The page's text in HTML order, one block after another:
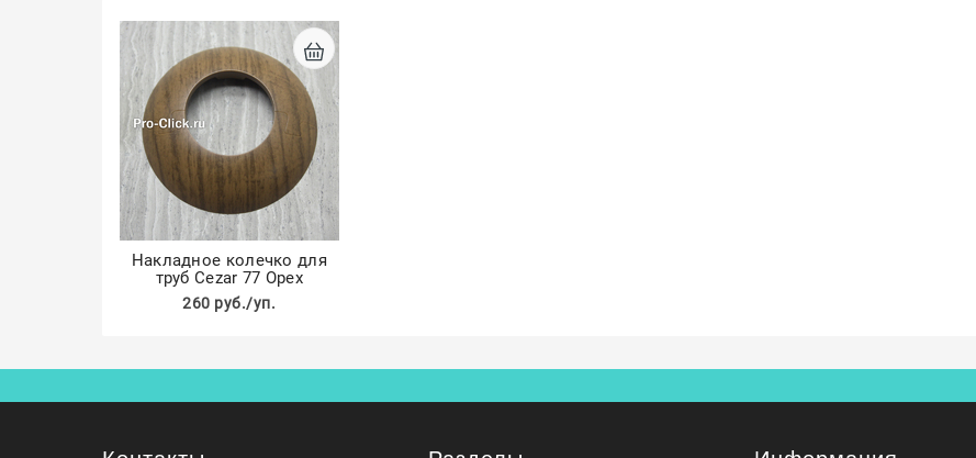
Накладное колечко для
труб Cezar 77 Орех
260 руб./уп.